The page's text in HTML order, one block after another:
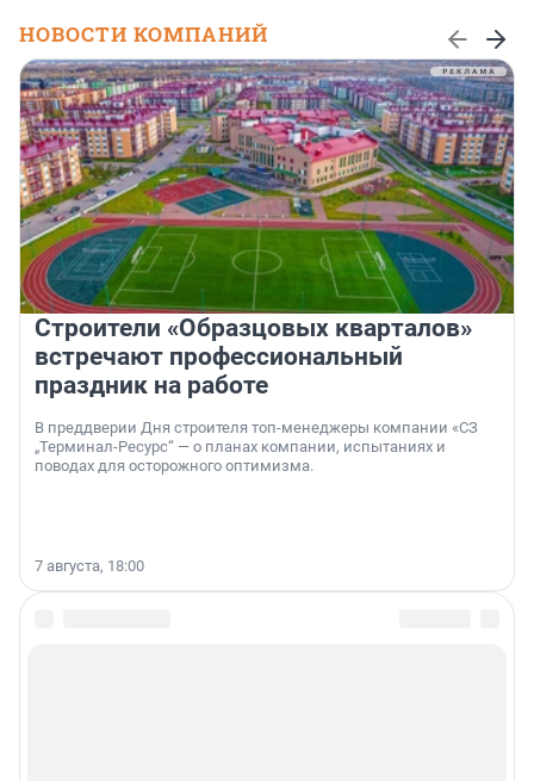
НОВОСТИ КОМПАНИЙ
Строители «Образцовых кварталов»
встречают профессиональный
праздник на работе
В преддверии Дня строителя топ-менеджеры компании «СЗ
„Терминал-Ресурс“ — о планах компании, испытаниях и
поводах для осторожного оптимизма.
7 августа, 18:00